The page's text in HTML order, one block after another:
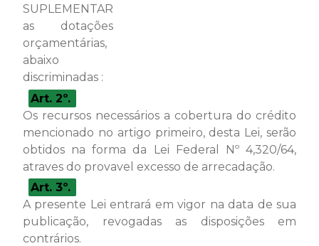
SUPLEMENTAR
as dotações
orçamentárias,
abaixo
discriminadas :
Art. 2º.
Os recursos necessários a cobertura do crédito
mencionado no artigo primeiro, desta Lei, serão
obtidos na forma da Lei Federal Nº 4,320/64,
atraves do provavel excesso de arrecadação.
Art. 3º.
A presente Lei entrará em vigor na data de sua
publicação, revogadas as disposições em
contrários.